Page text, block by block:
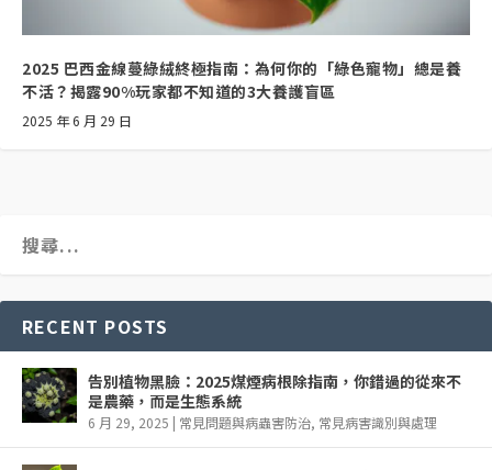
2025 巴西金線蔓綠絨終極指南：為何你的「綠色寵物」總是養
不活？揭露90%玩家都不知道的3大養護盲區
2025 年 6 月 29 日
RECENT POSTS
告別植物黑臉：2025煤煙病根除指南，你錯過的從來不
是農藥，而是生態系統
6 月 29, 2025 | 常見問題與病蟲害防治, 常見病害識別與處理